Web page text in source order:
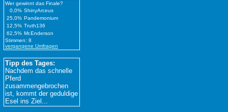
Wer gewinnt das Finale?
0,0% ShinyArceus
25,0% Pandemonium
12,5% Truth136
62,5% Mr.Enderson
Stimmen: 8
vergangene Umfragen
Tipp des Tages:
Nachdem das schnelle
Pferd
zusammengebrochen
ist, kommt der geduldige
Esel ins Ziel...